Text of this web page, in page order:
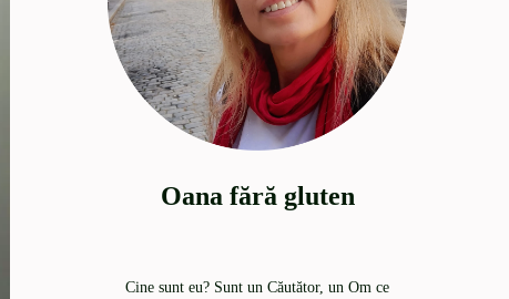
Oana fără gluten
Cine sunt eu? Sunt un Căutător, un Om ce